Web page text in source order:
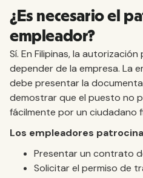
¿Es necesario el
empleador?
Sí. En Filipinas, la
depender de la empresa. La
debe presentar la
demostrar que el puesto no
fácilmente por un ciudadano
Los empleadores
Presentar un contrato
Solicitar el permiso de